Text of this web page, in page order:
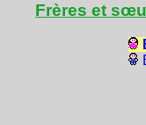
Frères et